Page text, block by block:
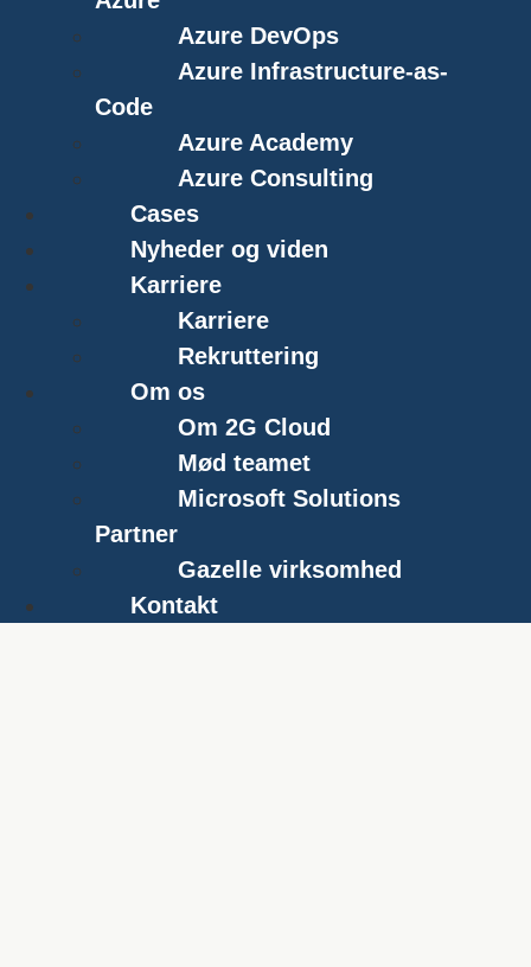
Azure DevOps
Azure Infrastructure-as-
Code
Azure Academy
Azure Consulting
Cases
Nyheder og viden
Karriere
Karriere
Rekruttering
Om os
Om 2G Cloud
Mød teamet
Microsoft Solutions
Partner
Gazelle virksomhed
Kontakt